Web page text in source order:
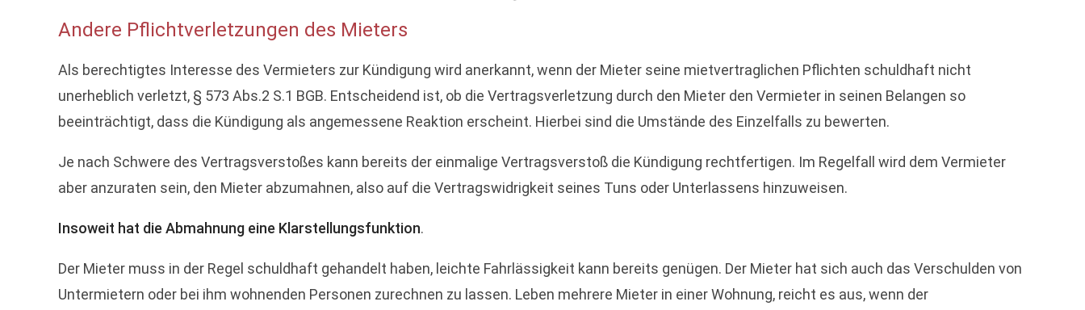
Andere Pflichtverletzungen des Mieters
Als berechtigtes Interesse des Vermieters zur Kündigung wird anerkannt, wenn der Mieter seine mietvertraglichen Pflichten schuldhaft nicht
unerheblich verletzt, § 573 Abs.2 S.1 BGB. Entscheidend ist, ob die Vertragsverletzung durch den Mieter den Vermieter in seinen Belangen so
beeinträchtigt, dass die Kündigung als angemessene Reaktion erscheint. Hierbei sind die Umstände des Einzelfalls zu bewerten.
Je nach Schwere des Vertragsverstoßes kann bereits der einmalige Vertragsverstoß die Kündigung rechtfertigen. Im Regelfall wird dem Vermieter
aber anzuraten sein, den Mieter abzumahnen, also auf die Vertragswidrigkeit seines Tuns oder Unterlassens hinzuweisen.
Insoweit hat die Abmahnung eine Klarstellungsfunktion.
Der Mieter muss in der Regel schuldhaft gehandelt haben, leichte Fahrlässigkeit kann bereits genügen. Der Mieter hat sich auch das Verschulden von
Untermietern oder bei ihm wohnenden Personen zurechnen zu lassen. Leben mehrere Mieter in einer Wohnung, reicht es aus, wenn der